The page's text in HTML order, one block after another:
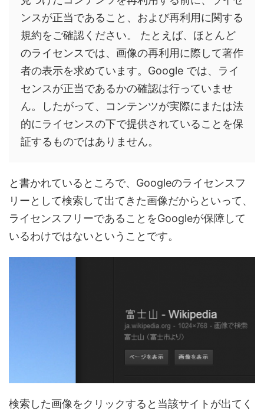
ンスが正当であること、および再利用に関する
規約をご確認ください。 たとえば、ほとんど
のライセンスでは、画像の再利用に際して著作
者の表示を求めています。Google では、ライ
センスが正当であるかの確認は行っていませ
ん。したがって、コンテンツが実際にまたは法
的にライセンスの下で提供されていることを保
証するものではありません。
と書かれているところで、Googleのライセンスフ
リーとして検索して出てきた画像だからといって、
ライセンスフリーであることをGoogleが保障して
いるわけではないということです。
検索した画像をクリックすると当該サイトが出てく